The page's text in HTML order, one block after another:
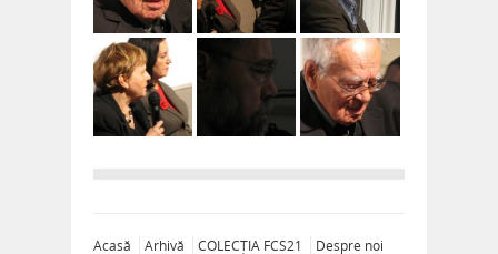
Acasă Arhivă COLECȚIA FCS21 Despre noi